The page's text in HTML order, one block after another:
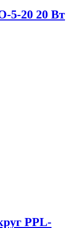
5-20 20 Вт
PPL-